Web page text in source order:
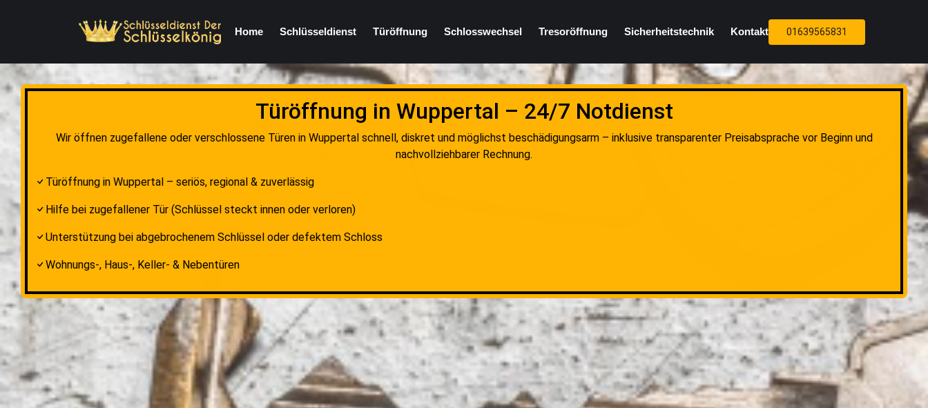
Home Schlüsseldienst Türöffnung Schlosswechsel Tresoröffnung Sicherheitstechnik Kontakt 01639565831
Türöffnung in Wuppertal – 24/7 Notdienst
Wir öffnen zugefallene oder verschlossene Türen in Wuppertal schnell, diskret und möglichst beschädigungsarm – inklusive transparenter Preisabsprache vor Beginn und
nachvollziehbarer Rechnung.
Türöffnung in Wuppertal – seriös, regional & zuverlässig
Hilfe bei zugefallener Tür (Schlüssel steckt innen oder verloren)
Unterstützung bei abgebrochenem Schlüssel oder defektem Schloss
Wohnungs-, Haus-, Keller- & Nebentüren